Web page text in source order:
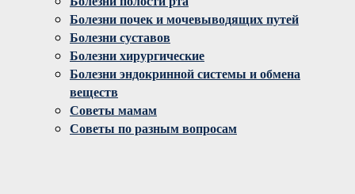
Болезни почек и мочевыводящих путей
Болезни суставов
Болезни хирургические
Болезни эндокринной системы и обмена
веществ
Советы мамам
Советы по разным вопросам